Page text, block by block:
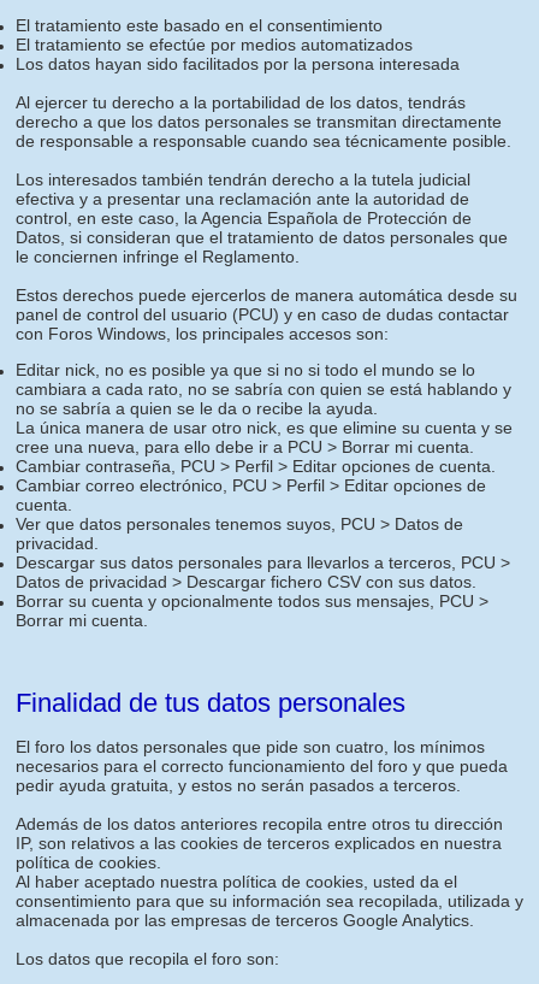
El tratamiento este basado en el consentimiento
El tratamiento se efectúe por medios automatizados
Los datos hayan sido facilitados por la persona interesada
Al ejercer tu derecho a la portabilidad de los datos, tendrás
derecho a que los datos personales se transmitan directamente
de responsable a responsable cuando sea técnicamente posible.
Los interesados también tendrán derecho a la tutela judicial
efectiva y a presentar una reclamación ante la autoridad de
control, en este caso, la Agencia Española de Protección de
Datos, si consideran que el tratamiento de datos personales que
le conciernen infringe el Reglamento.
Estos derechos puede ejercerlos de manera automática desde su
panel de control del usuario (PCU) y en caso de dudas contactar
con Foros Windows, los principales accesos son:
Editar nick, no es posible ya que si no si todo el mundo se lo
cambiara a cada rato, no se sabría con quien se está hablando y
no se sabría a quien se le da o recibe la ayuda.
La única manera de usar otro nick, es que elimine su cuenta y se
cree una nueva, para ello debe ir a PCU > Borrar mi cuenta.
Cambiar contraseña, PCU > Perfil > Editar opciones de cuenta.
Cambiar correo electrónico, PCU > Perfil > Editar opciones de
cuenta.
Ver que datos personales tenemos suyos, PCU > Datos de
privacidad.
Descargar sus datos personales para llevarlos a terceros, PCU >
Datos de privacidad > Descargar fichero CSV con sus datos.
Borrar su cuenta y opcionalmente todos sus mensajes, PCU >
Borrar mi cuenta.
Finalidad de tus datos personales
El foro los datos personales que pide son cuatro, los mínimos
necesarios para el correcto funcionamiento del foro y que pueda
pedir ayuda gratuita, y estos no serán pasados a terceros.
Además de los datos anteriores recopila entre otros tu dirección
IP, son relativos a las cookies de terceros explicados en nuestra
política de cookies.
Al haber aceptado nuestra política de cookies, usted da el
consentimiento para que su información sea recopilada, utilizada y
almacenada por las empresas de terceros Google Analytics.
Los datos que recopila el foro son: